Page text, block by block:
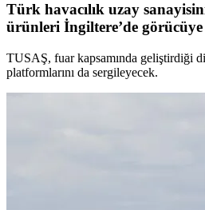
Türk havacılık uzay
ürünleri İngiltere’de görücüye
TUSAŞ, fuar kapsamında geliştirdiği
platformlarını da sergileyecek.